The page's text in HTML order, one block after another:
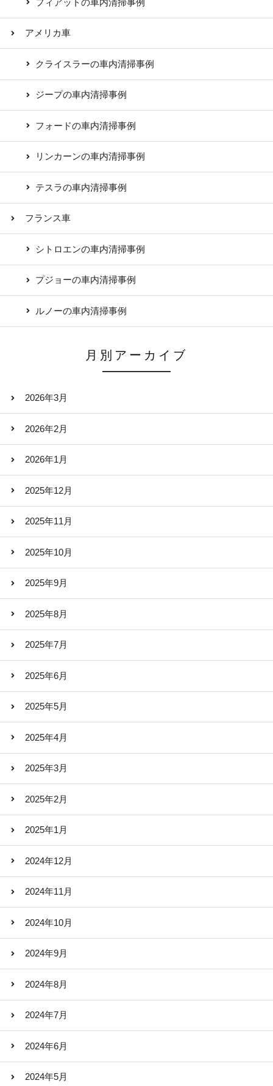
フィアットの車内清掃事例
アメリカ車
クライスラーの車内清掃事例
ジープの車内清掃事例
フォードの車内清掃事例
リンカーンの車内清掃事例
テスラの車内清掃事例
フランス車
シトロエンの車内清掃事例
プジョーの車内清掃事例
ルノーの車内清掃事例
月別アーカイブ
2026年3月
2026年2月
2026年1月
2025年12月
2025年11月
2025年10月
2025年9月
2025年8月
2025年7月
2025年6月
2025年5月
2025年4月
2025年3月
2025年2月
2025年1月
2024年12月
2024年11月
2024年10月
2024年9月
2024年8月
2024年7月
2024年6月
2024年5月